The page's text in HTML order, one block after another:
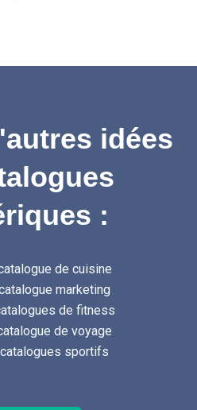
idées
:
de cuisine
marketing
de fitness
de voyage
sportifs